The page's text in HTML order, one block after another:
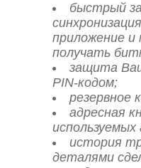
быстрый
приложение
получать
защита
PIN-кодом;
резервное
адресная
используемых
история
деталями